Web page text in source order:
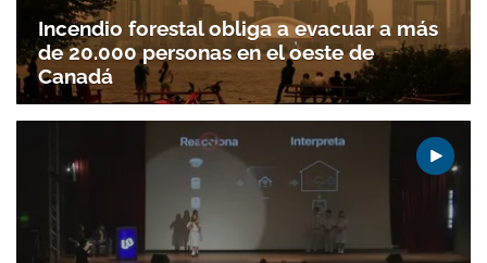
Incendio forestal obliga a evacuar a más
de 20.000 personas en el oeste de
Canadá